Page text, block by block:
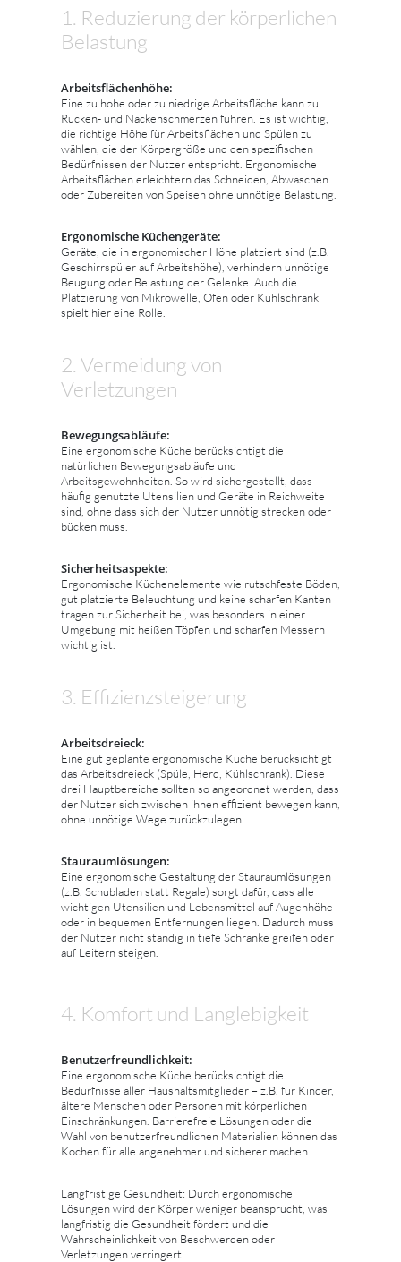
1. Reduzierung der körperlichen
Belastung
Arbeitsflächenhöhe:
Eine zu hohe oder zu niedrige Arbeitsfläche kann zu
Rücken- und Nackenschmerzen führen. Es ist wichtig,
die richtige Höhe für Arbeitsflächen und Spülen zu
wählen, die der Körpergröße und den spezifischen
Bedürfnissen der Nutzer entspricht. Ergonomische
Arbeitsflächen erleichtern das Schneiden, Abwaschen
oder Zubereiten von Speisen ohne unnötige Belastung.
Ergonomische Küchengeräte:
Geräte, die in ergonomischer Höhe platziert sind (z.B.
Geschirrspüler auf Arbeitshöhe), verhindern unnötige
Beugung oder Belastung der Gelenke. Auch die
Platzierung von Mikrowelle, Ofen oder Kühlschrank
spielt hier eine Rolle.
2. Vermeidung von
Verletzungen
Bewegungsabläufe:
Eine ergonomische Küche berücksichtigt die
natürlichen Bewegungsabläufe und
Arbeitsgewohnheiten. So wird sichergestellt, dass
häufig genutzte Utensilien und Geräte in Reichweite
sind, ohne dass sich der Nutzer unnötig strecken oder
bücken muss.
Sicherheitsaspekte:
Ergonomische Küchenelemente wie rutschfeste Böden,
gut platzierte Beleuchtung und keine scharfen Kanten
tragen zur Sicherheit bei, was besonders in einer
Umgebung mit heißen Töpfen und scharfen Messern
wichtig ist.
3. Effizienzsteigerung
Arbeitsdreieck:
Eine gut geplante ergonomische Küche berücksichtigt
das Arbeitsdreieck (Spüle, Herd, Kühlschrank). Diese
drei Hauptbereiche sollten so angeordnet werden, dass
der Nutzer sich zwischen ihnen effizient bewegen kann,
ohne unnötige Wege zurückzulegen.
Stauraumlösungen:
Eine ergonomische Gestaltung der Stauraumlösungen
(z.B. Schubladen statt Regale) sorgt dafür, dass alle
wichtigen Utensilien und Lebensmittel auf Augenhöhe
oder in bequemen Entfernungen liegen. Dadurch muss
der Nutzer nicht ständig in tiefe Schränke greifen oder
auf Leitern steigen.
4. Komfort und Langlebigkeit
Benutzerfreundlichkeit:
Eine ergonomische Küche berücksichtigt die
Bedürfnisse aller Haushaltsmitglieder – z.B. für Kinder,
ältere Menschen oder Personen mit körperlichen
Einschränkungen. Barrierefreie Lösungen oder die
Wahl von benutzerfreundlichen Materialien können das
Kochen für alle angenehmer und sicherer machen.
Langfristige Gesundheit: Durch ergonomische
Lösungen wird der Körper weniger beansprucht, was
langfristig die Gesundheit fördert und die
Wahrscheinlichkeit von Beschwerden oder
Verletzungen verringert.